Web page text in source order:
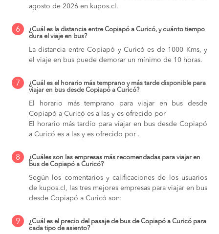
agosto de 2026 en kupos.cl.
6
¿Cuál es la distancia entre Copiapó a Curicó, y cuánto tiempo
dura el viaje en bus?
La distancia entre Copiapó y Curicó es de 1000 Kms, y
el viaje en bus puede demorar un mínimo de 10 horas.
7
¿Cuál es el horario más temprano y más tarde disponible para
viajar en bus desde Copiapó a Curicó?
El horario más temprano para viajar en bus desde
Copiapó a Curicó es a las y es ofrecido por
El horario más tardío para viajar en bus desde Copiapó
a Curicó es a las y es ofrecido por .
8
¿Cuáles son las empresas más recomendadas para viajar en
bus de Copiapó a Curicó?
Según los comentarios y calificaciones de los usuarios
de kupos.cl, las tres mejores empresas para viajar en bus
desde Copiapó a Curicó son:
9
¿Cuál es el precio del pasaje de bus de Copiapó a Curicó para
cada tipo de asiento?